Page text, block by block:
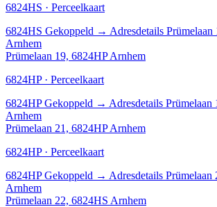
6824HS · Perceelkaart
6824HS Gekoppeld → Adresdetails Prümelaan
Arnhem
Prümelaan 19, 6824HP Arnhem
6824HP · Perceelkaart
6824HP Gekoppeld → Adresdetails Prümelaan
Arnhem
Prümelaan 21, 6824HP Arnhem
6824HP · Perceelkaart
6824HP Gekoppeld → Adresdetails Prümelaan
Arnhem
Prümelaan 22, 6824HS Arnhem